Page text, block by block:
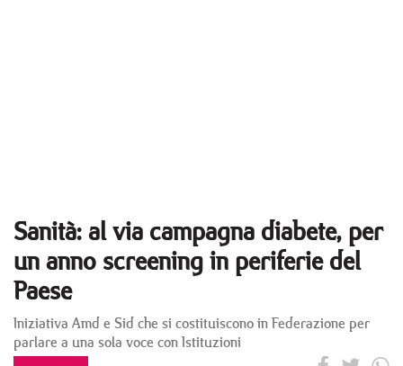
Sanità: al via campagna diabete, per
un anno screening in periferie del
Paese
Iniziativa Amd e Sid che si costituiscono in Federazione per
parlare a una sola voce con Istituzioni